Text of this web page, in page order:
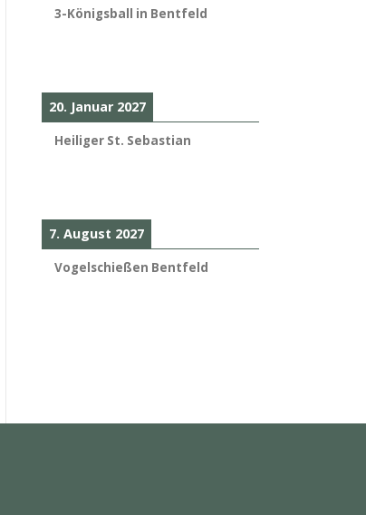
3-Königsball in Bentfeld
20. Januar 2027
Heiliger St. Sebastian
7. August 2027
Vogelschießen Bentfeld